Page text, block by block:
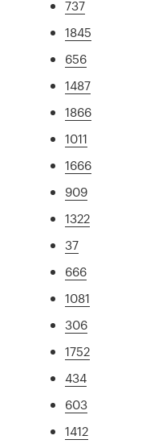
737
1845
656
1487
1866
1011
1666
909
1322
37
666
1081
306
1752
434
603
1412